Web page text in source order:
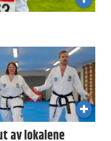
av lokalene